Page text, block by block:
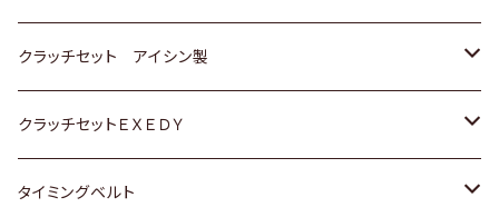
スバル
スバル
ダイハツ
マツダ
三菱
ＷＡＧＥＮ
アストロ（シボレー）
クライスラー
ＶＯＬＶＯ
スズキ
日産
ダイハツ
ダイハツ
日産
ホンダ
トヨタ
クラッチセット アイシン製
ホンダ
スズキ
クラッチセットＥＸＥＤＹ
ホンダ
タイミングベルト